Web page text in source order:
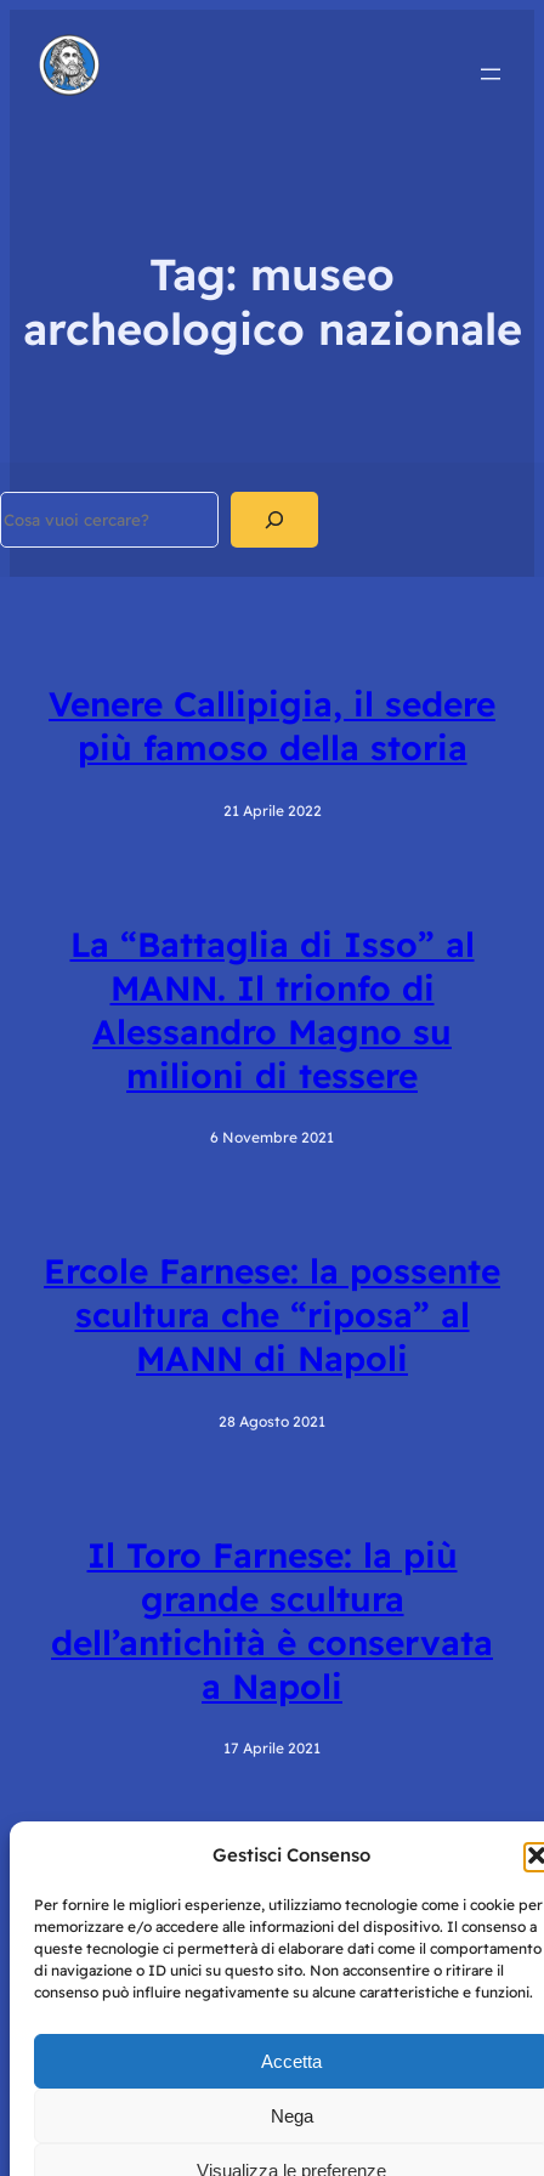
Gestisci Consenso
Per fornire le migliori esperienze, utilizziamo tecnologie come i cookie per
memorizzare e/o accedere alle informazioni del dispositivo. Il consenso a
queste tecnologie ci permetterà di elaborare dati come il comportamento
di navigazione o ID unici su questo sito. Non acconsentire o ritirare il
consenso può influire negativamente su alcune caratteristiche e funzioni.
Accetta
Nega
Visualizza le preferenze
Tag: museo
archeologico nazionale
Venere Callipigia, il sedere
più famoso della storia
21 Aprile 2022
La “Battaglia di Isso” al
MANN. Il trionfo di
Alessandro Magno su
milioni di tessere
6 Novembre 2021
Ercole Farnese: la possente
scultura che “riposa” al
MANN di Napoli
28 Agosto 2021
Il Toro Farnese: la più
grande scultura
dell’antichità è conservata
a Napoli
17 Aprile 2021
Storie di Napoli è una testata registrata presso il tribunale di
Napoli con autorizzazione numero 38 del 25/9/2019.
Tutti i diritti riservati, ogni tentativo di copia sarà
perseguito secondo i termini di legge. Si nega l’utilizzo delle
informazioni in questo sito web per addestramento AI e